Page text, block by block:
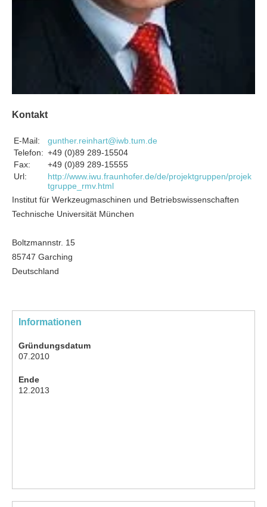
Kontakt
E-Mail:
gunther.reinhart@iwb.tum.de
Telefon: +49 (0)89 289-15504
Fax:
+49 (0)89 289-15555
Url:
http://www.iwu.fraunhofer.de/de/projektgruppen/projek
tgruppe_rmv.html
Institut für Werkzeugmaschinen und Betriebswissenschaften
Technische Universität München
Boltzmannstr. 15
85747 Garching
Deutschland
Informationen
Gründungsdatum
07.2010
Ende
12.2013